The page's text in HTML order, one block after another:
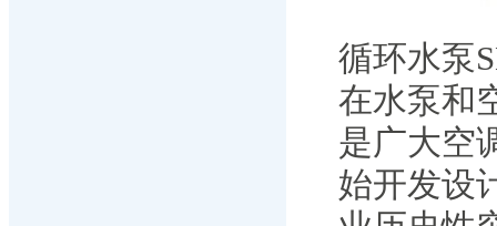
循环水泵
在水泵和
是广大空
始开发设